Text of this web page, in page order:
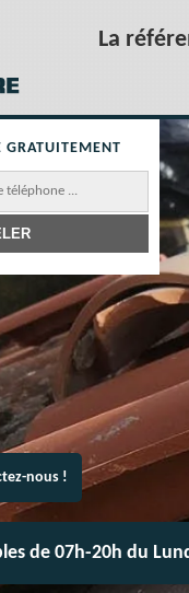
La
nous !
de 07h-20h du
GRATUITEMENT